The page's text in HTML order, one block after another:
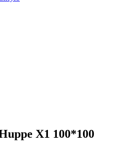
X1 100*100